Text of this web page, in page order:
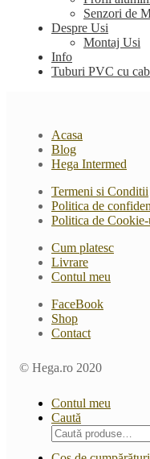
Senzori de
Despre Usi
Montaj Usi
Info
Tuburi PVC cu
Acasa
Blog
Hega Intermed
Termeni si Conditii
Politica de
Politica de
Cum platesc
Livrare
Contul meu
FaceBook
Shop
Contact
© Hega.ro 2020
Contul meu
Caută
Caută
după: